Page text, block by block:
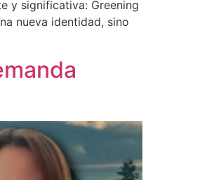
y significativa: Greening
nueva identidad, sino